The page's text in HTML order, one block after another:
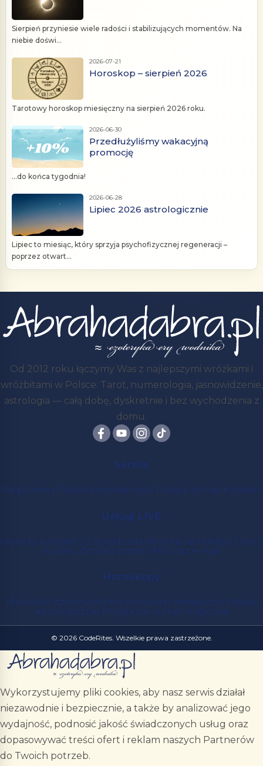
Sierpień przyniesie wiele radości i stabilizujących momentów. Na
niebie doświ...
2026-07-21
Horoskop – sierpień 2026
Tarotowy horoskop miesięczny na sierpień 2026 roku.
2026-06-30
Przedłużyliśmy wakacyjną
promocję
...do końca tygodnia!
2026-06-28
Lipiec 2026 astrologicznie
Lipiec to miesiąc, który sprzyja psychofizycznej regeneracji –
poprzez otwart...
Od 2012 roku łączymy Was z najlepszymi wróżkami i
wróżbitami w Polsce. Tarot, numerologia, jasnowidzenie,
astrologia — całą dobę, dyskretnie i bez wychodzenia z
domu.
Serwis
Regulamin Polityka prywatności Dołącz do nas Kontakt
Usługi LIVE
Metody kontaktu z doradcami Wróżka na telefon Czat z
wróżką Wróżka przez SMS oraz e-mail
Horoskopy
Horoskop dzienny online Horoskop miesięczny Miesiąc
astrologicznie Prognoza numerologiczna
© 2026 CodeRites. Wszelkie prawa zastrzeżone.
Wykorzystujemy pliki cookies, aby nasz serwis działał
niezawodnie i bezpiecznie, a także by analizować jego
wydajność, podnosić jakość świadczonych usług oraz
dopasowywać treści ofert i reklam naszych Partnerów
do Twoich potrzeb.